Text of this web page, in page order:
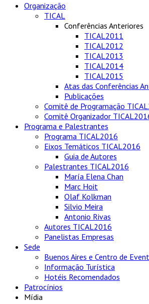
Organização
TICAL
Conferências Anteriores
TICAL2011
TICAL2012
TICAL2013
TICAL2014
TICAL2015
Atas das Conferências
Publicações
Comitê de Programação
Comitê Organizador
Programa e Palestrantes
Programa TICAL2016
Eixos Temáticos TICAL2016
Guia de Autores
Palestrantes TICAL2016
María Elena Chan
Marc Hoit
Olaf Kolkman
Silvio Meira
Antonio Rivas
Autores TICAL2016
Panelistas Empresas
Sede
Buenos Aires e Centro de
Informação Turística
Hotéis Recomendados
Patrocínios
Mídia